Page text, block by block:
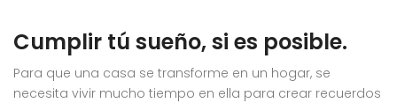
Cumplir tú sueño, si es posible.
Para que una casa se transforme en un hogar, se
necesita vivir mucho tiempo en ella para crear recuerdos